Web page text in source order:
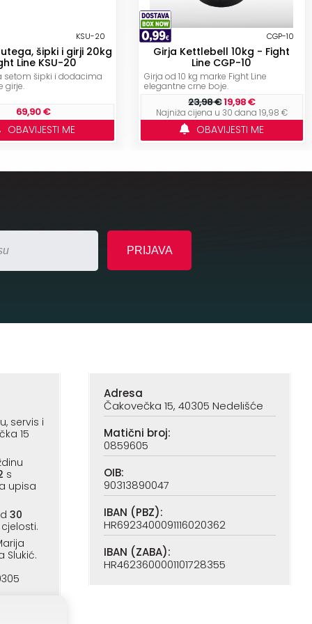
KSU-20
šipki i girji 20kg
Line KSU-20
setom šipki i dodacima
girje.
69,90 €
OBAVIJESTI ME
CGP-10
Girja Kettlebell 10kg - Fight
Line CGP-10
Girja od 10 kg marke Fight Line
elegantne crne boje.
23,98 €19,98 €
Najniža cijena u 30 dana 19,98 €
OBAVIJESTI ME
servis i
15
s
upisa
30
Slukić.
Adresa
Čakovečka 15, 40305 Nedelišće
Matični broj:
0859605
OIB:
90313890047
IBAN (PBZ):
HR6923400091116020362
IBAN (ZABA):
HR4623600001101728355